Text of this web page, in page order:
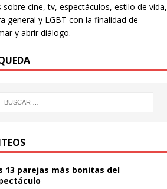
sobre cine, tv, espectáculos, estilo de vida,
general y LGBT con la finalidad de
y abrir diálogo.
13 parejas más bonitas del